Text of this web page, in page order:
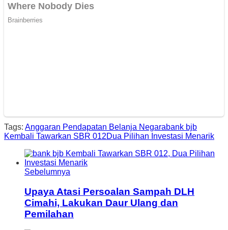
Tags: Anggaran Pendapatan Belanja Negarabank bjb
Kembali Tawarkan SBR 012Dua Pilihan Investasi Menarik
Sebelumnya
Upaya Atasi Persoalan Sampah DLH
Cimahi, Lakukan Daur Ulang dan
Pemilahan